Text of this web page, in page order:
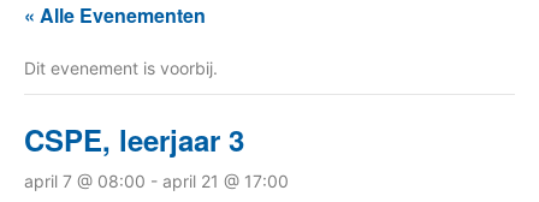
« Alle Evenementen
Dit evenement is voorbij.
CSPE, leerjaar 3
april 7 @ 08:00 - april 21 @ 17:00